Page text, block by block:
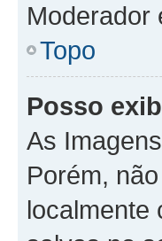
Moderador
Topo
Posso
As
Porém,
localmente